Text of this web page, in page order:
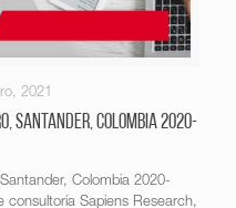
2021
Santander, Colombia 2020-
Colombia 2020-
Sapiens Research,